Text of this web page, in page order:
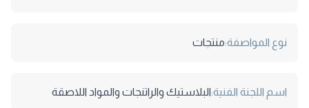
نوع المواصفة:منتجات
اسم اللجنة الفنية:البلاستيك والراتنجات والمواد اللاصقة